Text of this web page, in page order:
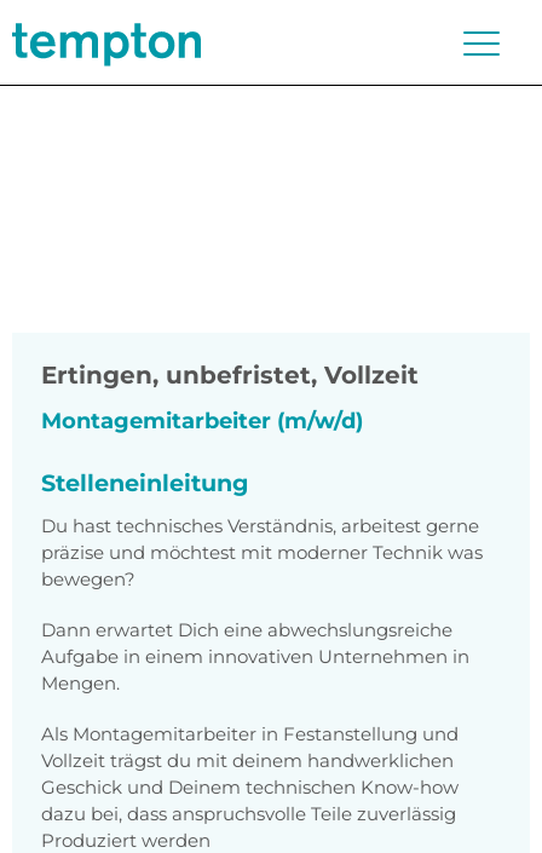
Ertingen, unbefristet, Vollzeit
Montagemitarbeiter (m/w/d)
Stelleneinleitung
Du hast technisches Verständnis, arbeitest gerne
präzise und möchtest mit moderner Technik was
bewegen?
Dann erwartet Dich eine abwechslungsreiche
Aufgabe in einem innovativen Unternehmen in
Mengen.
Als Montagemitarbeiter in Festanstellung und
Vollzeit trägst du mit deinem handwerklichen
Geschick und Deinem technischen Know-how
dazu bei, dass anspruchsvolle Teile zuverlässig
Produziert werden